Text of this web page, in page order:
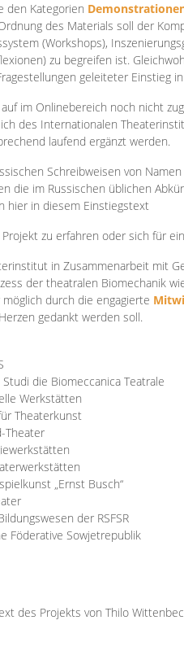
den Kategorien
des Materials soll der
(Workshops),
zu begreifen ist.
geleiteter Einstieg
im Onlinebereich noch nicht
des Internationalen
laufend ergänzt werden.
Schreibweisen von
die im Russischen üblichen
hier in diesem Einstiegstext
zu erfahren oder sich für
in Zusammenarbeit mit
der theatralen Biomechanik
durch die engagierte
gedankt werden soll.
die Biomeccanica Teatrale
Werkstätten
Theaterkunst
Theater
„Ernst Busch“
der RSFSR
Föderative Sowjetrepublik
des Projekts von Thilo